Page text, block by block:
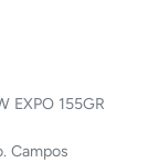
EXPO 155GR
Campos